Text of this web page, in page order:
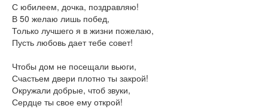
С юбилеем, дочка, поздравляю!
В 50 желаю лишь побед,
Только лучшего я в жизни пожелаю,
Пусть любовь дает тебе совет!
Чтобы дом не посещали вьюги,
Счастьем двери плотно ты закрой!
Окружали добрые, чтоб звуки,
Сердце ты свое ему открой!